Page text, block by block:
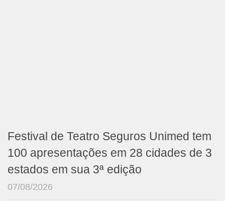
Festival de Teatro Seguros Unimed tem
100 apresentações em 28 cidades de 3
estados em sua 3ª edição
07/08/2026